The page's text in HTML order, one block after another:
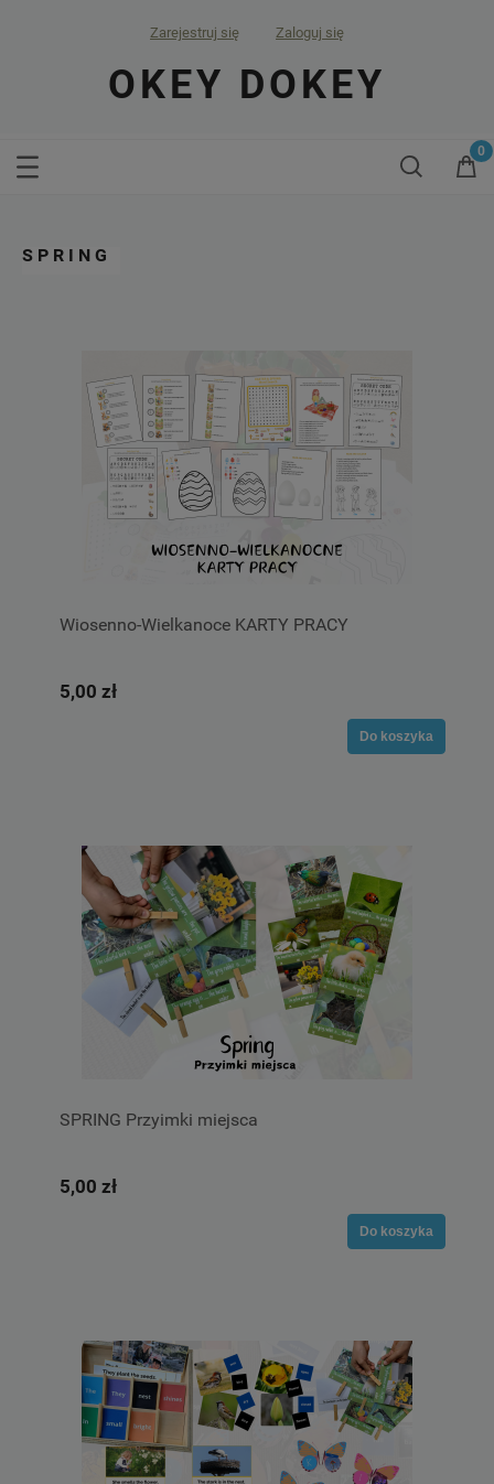
Zarejestruj się Zaloguj się
OKEY DOKEY
SPRING
Wiosenno-Wielkanoce KARTY PRACY
5,00 zł
Do koszyka
SPRING Przyimki miejsca
5,00 zł
Do koszyka